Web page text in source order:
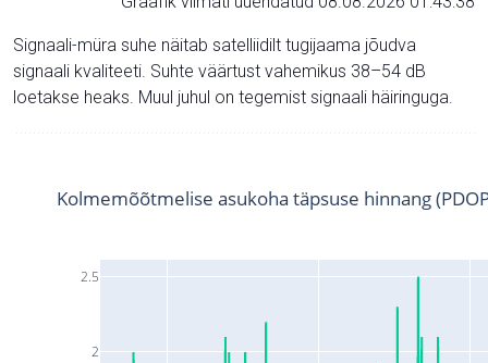
Signaali-müra suhe näitab satelliidilt tugijaama jõudva
signaali kvaliteeti. Suhte väärtust vahemikus 38–54 dB
loetakse heaks. Muul juhul on tegemist signaali häiringuga.
2
2.5
Kolmemõõtmelise asukoha täpsuse hinnang